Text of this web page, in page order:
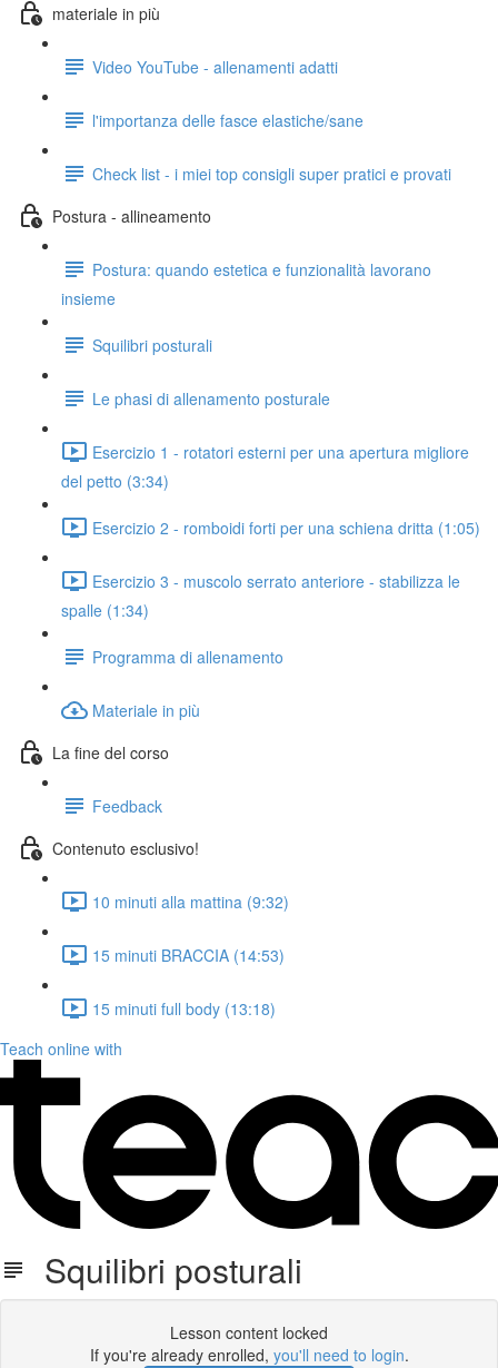
materiale in più
Video YouTube - allenamenti adatti
l'importanza delle fasce elastiche/sane
Check list - i miei top consigli super pratici e provati
Postura - allineamento
Postura: quando estetica e funzionalità lavorano
insieme
Squilibri posturali
Le phasi di allenamento posturale
Esercizio 1 - rotatori esterni per una apertura migliore
del petto (3:34)
Esercizio 2 - romboidi forti per una schiena dritta (1:05)
Esercizio 3 - muscolo serrato anteriore - stabilizza le
spalle (1:34)
Programma di allenamento
Materiale in più
La fine del corso
Feedback
Contenuto esclusivo!
10 minuti alla mattina (9:32)
15 minuti BRACCIA (14:53)
15 minuti full body (13:18)
Teach online with
Squilibri posturali
Lesson content locked
If you're already enrolled, you'll need to login.